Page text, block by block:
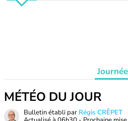
Journée
MÉTÉO DU JOUR
Bulletin établi par Régis CRÊPET